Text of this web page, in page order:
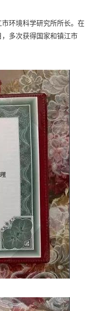
环境科学研究所所长。在
多次获得国家和镇江市